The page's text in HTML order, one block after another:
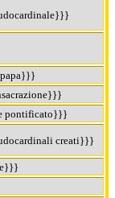
pontificato}}}
creati}}}